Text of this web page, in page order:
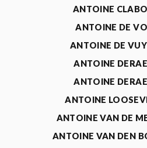
ANTOINE
ANTOINE DE
ANTOINE DE
ANTOINE
ANTOINE
ANTOINE
ANTOINE VAN DE
ANTOINE VAN DEN